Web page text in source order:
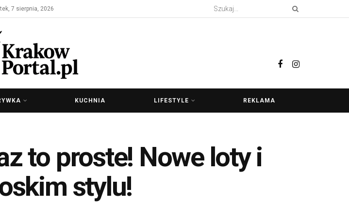
7 sierpnia, 2026
KUCHNIA LIFESTYLE REKLAMA
to proste! Nowe loty i
stylu!